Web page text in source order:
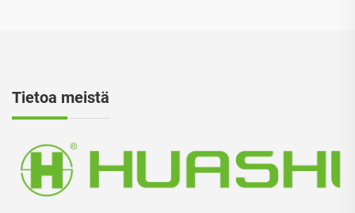
Tietoa meistä